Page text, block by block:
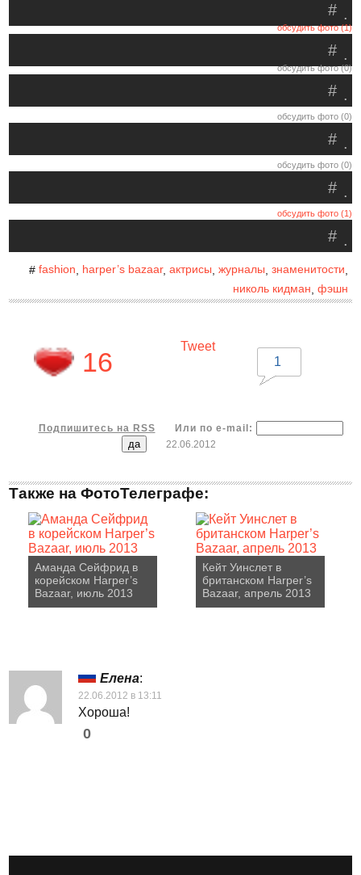
.
#
обсудить фото (1)
.
#
обсудить фото (0)
.
#
обсудить фото (0)
.
#
обсудить фото (0)
.
#
обсудить фото (1)
.
#
# fashion harper’s bazaar, актрисы журналы знаменитости
николь кидман фэшн
16
Tweet
1
Подпишитесь на RSS
Или по e-mail:
22.06.2012
Также на ФотоТелеграфе:
Аманда Сейфрид в
корейском Harper’s
Bazaar, июль 2013
Кейт Уинслет в
британском Harper’s
Bazaar, апрель 2013
Елена:
22.06.2012 в 13:11
Хороша!
0